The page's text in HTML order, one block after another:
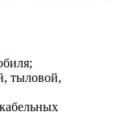
тыловой,